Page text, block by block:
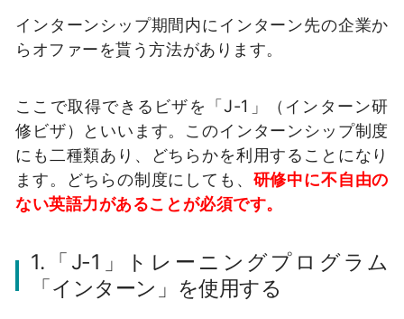
インターンシップ期間内にインターン先の企業か
らオファーを貰う方法があります。
ここで取得できるビザを「J-1」（インターン研
修ビザ）といいます。このインターンシップ制度
にも二種類あり、どちらかを利用することになり
ます。どちらの制度にしても、 研修中に不自由の
ない英語力があることが必須です。
1.「J-1」トレーニングプログラム
「インターン」を使用する